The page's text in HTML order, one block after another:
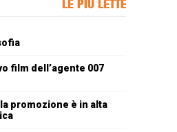
LE PIÙ LETTE
film dell’agente 007
promozione è in alta